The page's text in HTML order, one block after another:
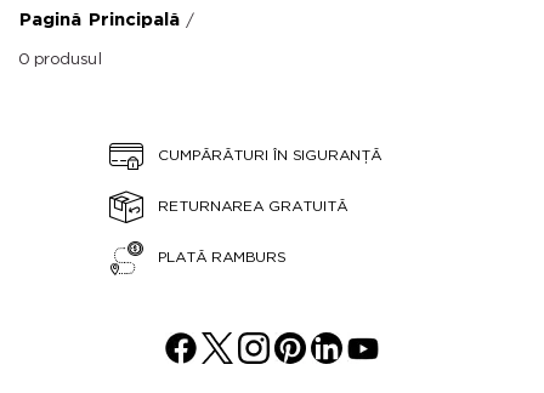
Pagină Principală /
0 produsul
CUMPĂRĂTURI ÎN SIGURANȚĂ
RETURNAREA GRATUITĂ
PLATĂ RAMBURS